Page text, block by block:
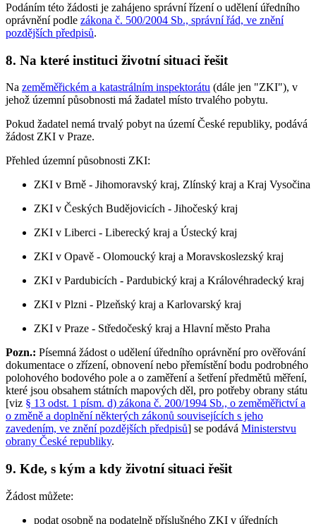
Podáním této žádosti je zahájeno správní řízení o udělení úředního
oprávnění podle zákona č. 500/2004 Sb., správní řád, ve znění
pozdějších předpisů.
8. Na které instituci životní situaci řešit
Na zeměměřickém a katastrálním inspektorátu (dále jen "ZKI"), v
jehož územní působnosti má žadatel místo trvalého pobytu.
Pokud žadatel nemá trvalý pobyt na území České republiky, podává
žádost ZKI v Praze.
Přehled územní působnosti ZKI:
ZKI v Brně - Jihomoravský kraj, Zlínský kraj a Kraj Vysočina
ZKI v Českých Budějovicích - Jihočeský kraj
ZKI v Liberci - Liberecký kraj a Ústecký kraj
ZKI v Opavě - Olomoucký kraj a Moravskoslezský kraj
ZKI v Pardubicích - Pardubický kraj a Královéhradecký kraj
ZKI v Plzni - Plzeňský kraj a Karlovarský kraj
ZKI v Praze - Středočeský kraj a Hlavní město Praha
Pozn.: Písemná žádost o udělení úředního oprávnění pro ověřování
dokumentace o zřízení, obnovení nebo přemístění bodu podrobného
polohového bodového pole a o zaměření a šetření předmětů měření,
které jsou obsahem státních mapových děl, pro potřeby obrany státu
[viz § 13 odst. 1 písm. d) zákona č. 200/1994 Sb., o zeměměřictví a
o změně a doplnění některých zákonů souvisejících s jeho
zavedením, ve znění pozdějších předpisů] se podává Ministerstvu
obrany České republiky.
9. Kde, s kým a kdy životní situaci řešit
Žádost můžete:
podat osobně na podatelně příslušného ZKI v úředních